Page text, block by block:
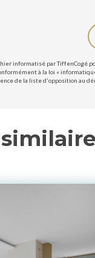
informatisé par TiffenCogé
à la loi «
de la liste d'opposition au